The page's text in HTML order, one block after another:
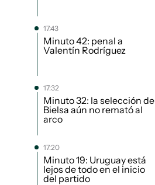
17:43
Minuto 42: penal a
Valentín Rodríguez
17:32
Minuto 32: la selección de
Bielsa aún no remató al
arco
17:20
Minuto 19: Uruguay está
lejos de todo en el inicio
del partido